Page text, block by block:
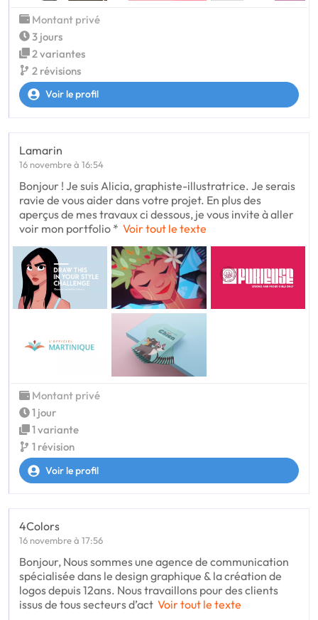
Montant privé
3 jours
2 variantes
2 révisions
Voir le profil
Lamarin
16 novembre à 16:54
Bonjour ! Je suis Alicia, graphiste-illustratrice. Je serais
ravie de vous aider dans votre projet. En plus des
aperçus de mes travaux ci dessous, je vous invite à aller
voir mon portfolio * Voir tout le texte
Montant privé
1 jour
1 variante
1 révision
Voir le profil
4Colors
16 novembre à 17:56
Bonjour, Nous sommes une agence de communication
spécialisée dans le design graphique & la création de
logos depuis 12ans. Nous travaillons pour des clients
issus de tous secteurs d’act Voir tout le texte